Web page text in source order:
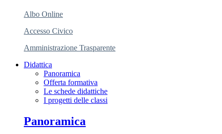
Albo Online
Accesso Civico
Amministrazione Trasparente
Didattica
Panoramica
Offerta formativa
Le schede didattiche
I progetti delle classi
Panoramica